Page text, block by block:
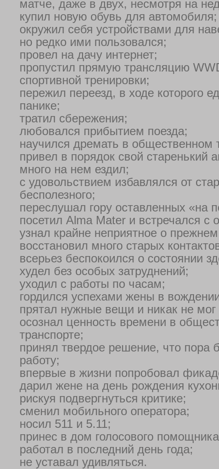
матче, даже в двух, несмотря на
купил новую обувь для автомобиля;
окружил себя устройствами для
но редко ими пользовался;
провел на дачу интернет;
пропустил прямую трансляцию
спортивной тренировки;
пережил переезд, в ходе которого
панике;
тратил сбережения;
любовался прибытием поезда;
научился дремать в общественном
привел в порядок свой старенький
много на нем ездил;
с удовольствием избавлялся от
бесполезного;
переслушал гору оставленных «на
посетил Alma Mater и встречался с
узнал крайне неприятное о
восстановил много старых
всерьез беспокоился о состоянии
худел без особых затруднений;
уходил с работы по часам;
гордился успехами жены в
прятал нужные вещи и никак не мог
осознал ценность времени в
транспорте;
принял твердое решение, что пора
работу;
впервые в жизни попробовал
дарил жене на день рождения
рискуя подвергнуться критике;
сменил мобильного оператора;
носил 511 и 5.11;
принес в дом голосового
работал в последний день года;
не уставал удивляться.